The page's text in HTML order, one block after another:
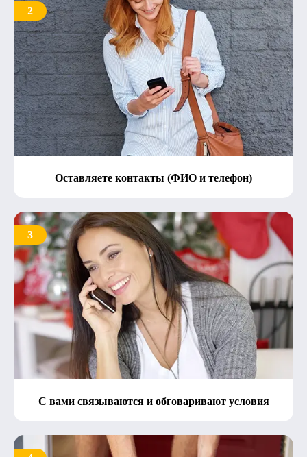
2
Оставляете контакты (ФИО и телефон)
3
С вами связываются и обговаривают условия